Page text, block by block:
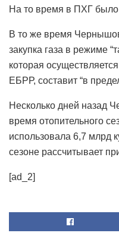
На то время в ПХГ было
В то же время
закупка газа в режиме
которая
ЕБРР, составит “в
Несколько дней назад
время отопительного
использовала 6,7 млрд
сезоне рассчитывает
[ad_2]